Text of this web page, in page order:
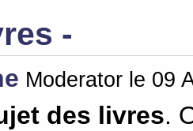
-
Moderator le 09
des livres.